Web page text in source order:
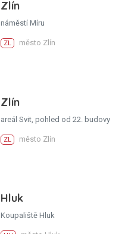
Zlín
náměstí Míru
ZL město Zlín
Zlín
areál Svit, pohled od 22. budovy
ZL město Zlín
Hluk
Koupaliště Hluk